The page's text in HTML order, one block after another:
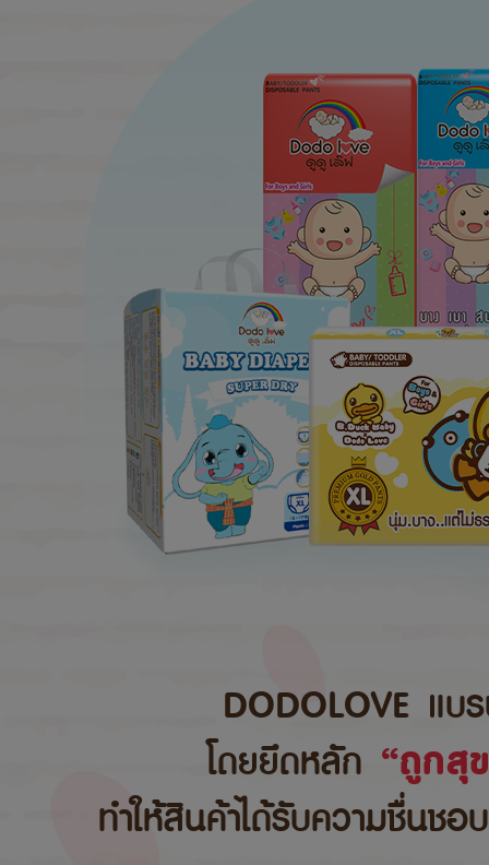
DODOLOVE แบ
โดยยึดหลัก “ถูกสุ
ทำให้สินค้าได้รับความชื่นช